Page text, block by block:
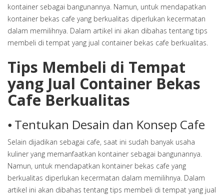
kontainer sebagai bangunannya. Namun, untuk mendapatkan
kontainer bekas cafe yang berkualitas diperlukan kecermatan
dalam memilihnya. Dalam artikel ini akan dibahas tentang tips
membeli di tempat yang jual container bekas cafe berkualitas.
Tips Membeli di Tempat
yang Jual Container Bekas
Cafe Berkualitas
⦁ Tentukan Desain dan Konsep Cafe
Selain dijadikan sebagai cafe, saat ini sudah banyak usaha
kuliner yang memanfaatkan kontainer sebagai bangunannya.
Namun, untuk mendapatkan kontainer bekas cafe yang
berkualitas diperlukan kecermatan dalam memilihnya. Dalam
artikel ini akan dibahas tentang tips membeli di tempat yang jual